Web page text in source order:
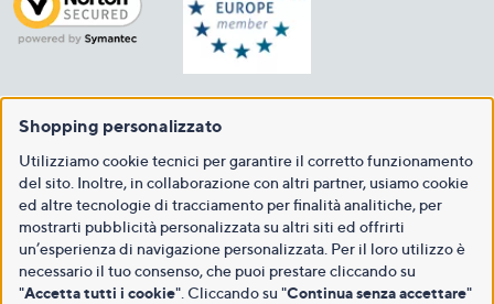
Shopping personalizzato
Utilizziamo cookie tecnici per garantire il corretto funzionamento
del sito. Inoltre, in collaborazione con altri partner, usiamo cookie
ed altre tecnologie di tracciamento per finalità analitiche, per
mostrarti pubblicità personalizzata su altri siti ed offrirti
un’esperienza di navigazione personalizzata. Per il loro utilizzo è
necessario il tuo consenso, che puoi prestare cliccando su
"Accetta tutti i cookie". Cliccando su "Continua senza accettare"